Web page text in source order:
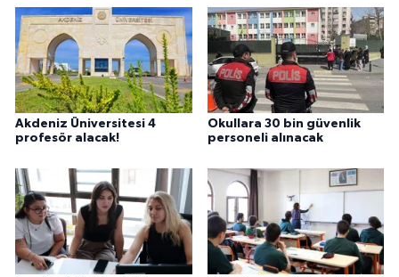
Akdeniz Üniversitesi 4
profesör alacak!
Okullara 30 bin güvenlik
personeli alınacak